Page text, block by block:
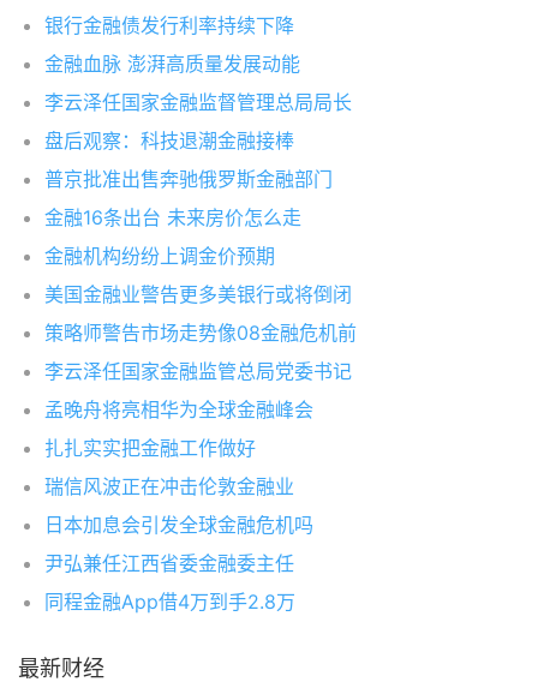
银行金融债发行利率持续下降
金融血脉 澎湃高质量发展动能
李云泽任国家金融监督管理总局局长
盘后观察：科技退潮金融接棒
普京批准出售奔驰俄罗斯金融部门
金融16条出台 未来房价怎么走
金融机构纷纷上调金价预期
美国金融业警告更多美银行或将倒闭
策略师警告市场走势像08金融危机前
李云泽任国家金融监管总局党委书记
孟晚舟将亮相华为全球金融峰会
扎扎实实把金融工作做好
瑞信风波正在冲击伦敦金融业
日本加息会引发全球金融危机吗
尹弘兼任江西省委金融委主任
同程金融App借4万到手2.8万
最新财经